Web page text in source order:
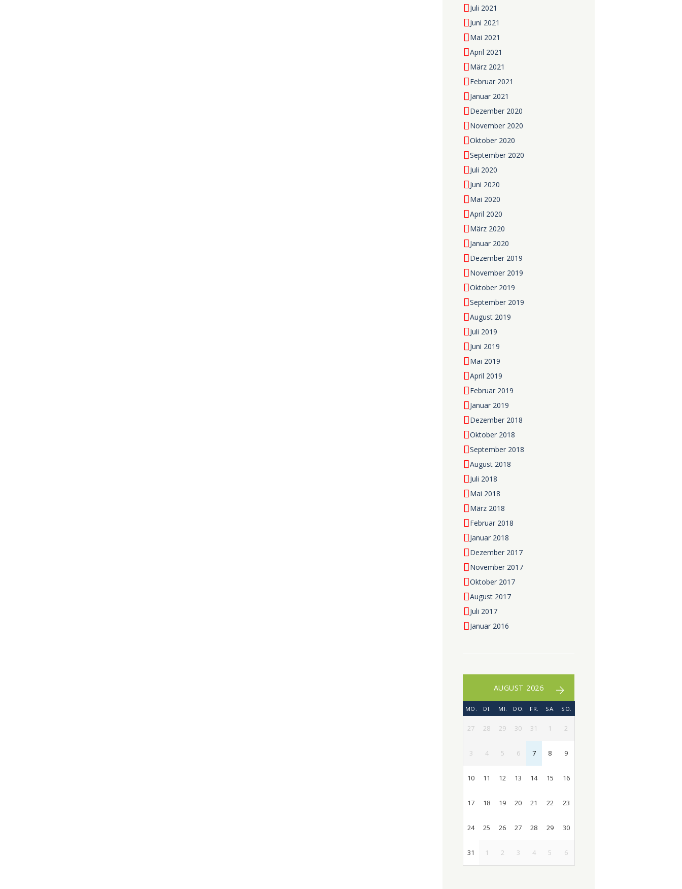
Juli 2021
Juni 2021
Mai 2021
April 2021
März 2021
Februar 2021
Januar 2021
Dezember 2020
November 2020
Oktober 2020
September 2020
Juli 2020
Juni 2020
Mai 2020
April 2020
März 2020
Januar 2020
Dezember 2019
November 2019
Oktober 2019
September 2019
August 2019
Juli 2019
Juni 2019
Mai 2019
April 2019
Februar 2019
Januar 2019
Dezember 2018
Oktober 2018
September 2018
August 2018
Juli 2018
Mai 2018
März 2018
Februar 2018
Januar 2018
Dezember 2017
November 2017
Oktober 2017
August 2017
Juli 2017
Januar 2016
AUGUST 2026
MO. DI. MI. DO. FR. SA. SO.
27 28 29 30 31 1 2
3 4 5 6 7 8 9
10 11 12 13 14 15 16
17 18 19 20 21 22 23
24 25 26 27 28 29 30
31 1 2 3 4 5 6